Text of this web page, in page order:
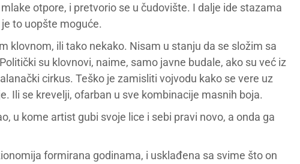
otpore, i pretvorio se u čudovište. I dalje ide stazama
to uopšte moguće.
klovnom, ili tako nekako. Nisam u stanju da se složim sa
su klovnovi, naime, samo javne budale, ako su već iz
cirkus. Teško je zamisliti vojvodu kako se vere uz
Ili se krevelji, ofarban u sve kombinacije masnih boja.
u kome artist gubi svoje lice i sebi pravi novo, a onda ga
formirana godinama, i usklađena sa svime što on